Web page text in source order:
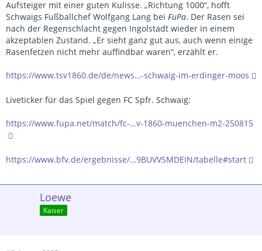
Aufsteiger mit einer guten Kulisse. „Richtung 1000“, hofft
Schwaigs Fußballchef Wolfgang Lang bei FuPa. Der Rasen sei
nach der Regenschlacht gegen Ingolstadt wieder in einem
akzeptablen Zustand. „Er sieht ganz gut aus, auch wenn einige
Rasenfetzen nicht mehr auffindbar waren“, erzählt er.
https://www.tsv1860.de/de/news…-schwaig-im-erdinger-moos
Liveticker für das Spiel gegen FC Spfr. Schwaig:
https://www.fupa.net/match/fc-…v-1860-muenchen-m2-250815
https://www.bfv.de/ergebnisse/…9BUVVSMDEIN/tabelle#start
Loewe
Kaiser